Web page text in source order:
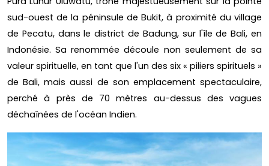
sud-ouest de la péninsule de Bukit, à proximité du village
de Pecatu, dans le district de Badung, sur l'île de Bali, en
Indonésie. Sa renommée découle non seulement de sa
valeur spirituelle, en tant que l'un des six « piliers spirituels »
de Bali, mais aussi de son emplacement spectaculaire,
perché à près de 70 mètres au-dessus des vagues
déchaînées de l'océan Indien.